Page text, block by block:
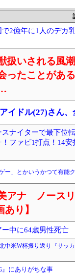
で2億年に1人のデカ
扱いされる風
ったことがあ
アイドル(27)さん
スナイターで最下位
ファビ1打点！14
ー」とかいうかつて有
アナ ノースリ
あり】
ー中に64歳男性死亡
中米W杯振り返り『サッ
』にありがちな事